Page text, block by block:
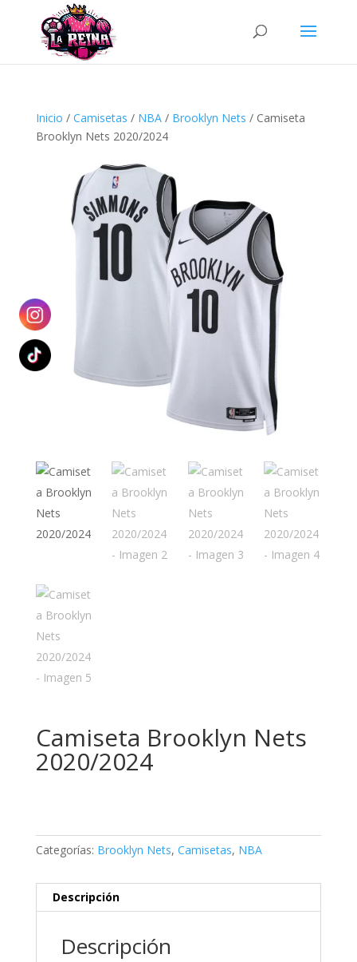
Búsqueda
productos
Inicio / Camisetas / NBA/ Brooklyn Nets / Camiseta
Brooklyn Nets 2020/2024
Camiseta Brooklyn Nets
2020/2024
Categorías: Brooklyn Nets, Camisetas, NBA
Descripción
Descripción